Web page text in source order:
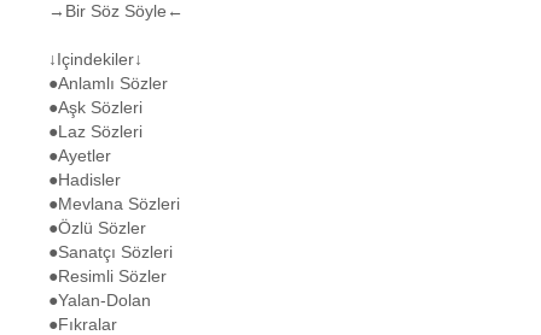
→Bir Söz Söyle←
↓Içindekiler↓
●Anlamlı Sözler
●Aşk Sözleri
●Laz Sözleri
●Ayetler
●Hadisler
●Mevlana Sözleri
●Özlü Sözler
●Sanatçı Sözleri
●Resimli Sözler
●Yalan-Dolan
●Fıkralar